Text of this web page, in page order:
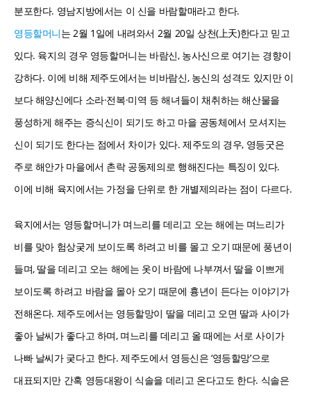
분포한다. 영남지방에서는 이 신을 바람할매라고 한다.
영등할머니는 2월 1일에 내려와서 2월 20일 상천(上天)한다고 믿고
있다. 육지의 경우 영등할머니는 바람신, 농사신으로 여기는 경향이
강하다. 이에 비해 제주도에서는 비바람신, 농신의 성격도 있지만 이
보다 해양신에다 소라·전복·미역 등 해녀들이 채취하는 해산물을
풍성하게 해주는 증식신이 되기도 하고 마을 공동체에서 모셔지는
신이 되기도 한다는 점에서 차이가 있다. 제주도의 경우, 영등굿은
주로 해안가 마을에서 촌락 공동제의로 행해진다는 특징이 있다.
이에 비해 육지에서는 가정을 단위로 한 개별제의라는 점이 다르다.
육지에서는 영등할머니가 며느리를 데리고 오는 해에는 며느리가
비를 맞아 험상궂게 보이도록 하려고 비를 몰고 오기 때문에 풍년이
들며, 딸을 데리고 오는 해에는 옷이 바람에 나부껴서 딸을 이쁘게
보이도록 하려고 바람을 몰아 오기 때문에 흉년이 든다는 이야기가
전해온다. 제주도에서는 영등할망이 딸을 데리고 오면 딸과 사이가
좋아 날씨가 좋다고 하며, 며느리를 데리고 올 때에는 서로 사이가
나빠 날씨가 궂다고 한다. 제주도에서 영등신은 ‘영등할망’으로
대표되지만 간혹 영등대왕이 식솔을 데리고 온다고도 한다. 식솔은